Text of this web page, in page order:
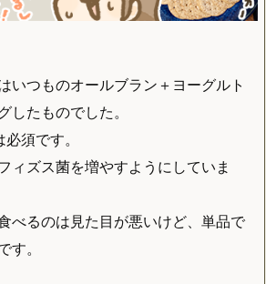
いつものオールブラン＋ヨーグルト
したものでした。
須です。
ィズス菌を増やすようにしていま
べるのは見た目が悪いけど、単品で
す。